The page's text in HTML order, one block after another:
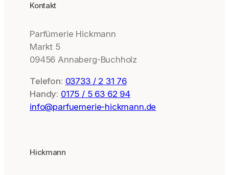
Kontakt
Parfümerie Hickmann
Markt 5
09456 Annaberg-Buchholz
Telefon: 03733 / 2 31 76
Handy: 0175 / 5 63 62 94
info@parfuemerie-hickmann.de
Hickmann